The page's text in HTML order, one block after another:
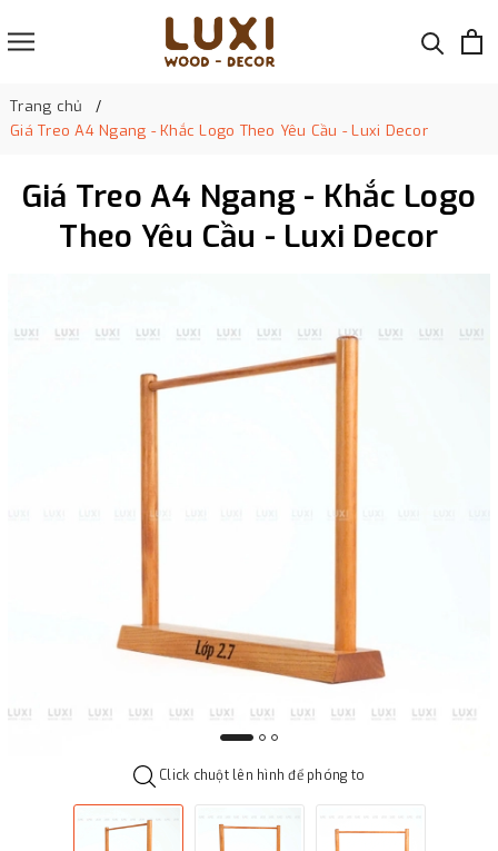
Trang chủ
Giá Treo A4 Ngang - Khắc Logo Theo Yêu Cầu - Luxi Decor
Giá Treo A4 Ngang - Khắc Logo
Theo Yêu Cầu - Luxi Decor
Click chuột lên hình để phóng to